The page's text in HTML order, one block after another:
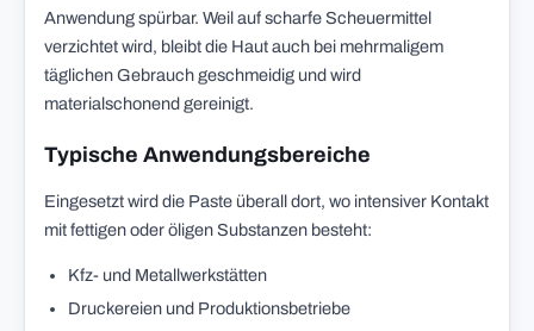
Anwendung spürbar. Weil auf scharfe Scheuermittel
verzichtet wird, bleibt die Haut auch bei mehrmaligem
täglichen Gebrauch geschmeidig und wird
materialschonend gereinigt.
Typische Anwendungsbereiche
Eingesetzt wird die Paste überall dort, wo intensiver Kontakt
mit fettigen oder öligen Substanzen besteht:
Kfz- und Metallwerkstätten
Druckereien und Produktionsbetriebe